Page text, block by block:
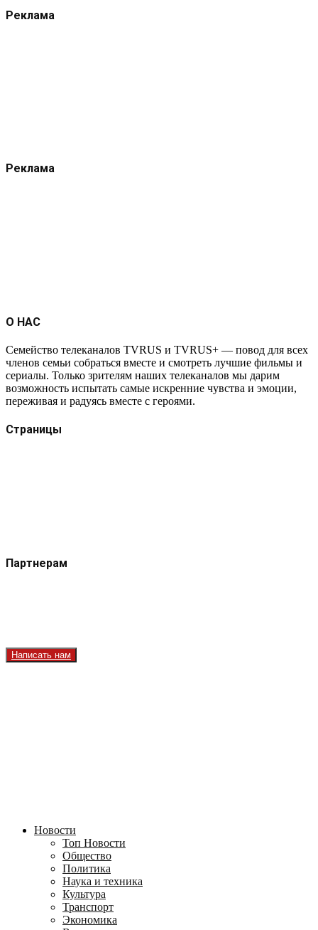
Реклама
Реклама
О НАС
Семейство телеканалов TVRUS и TVRUS+ — повод для всех
членов семьи собраться вместе и смотреть лучшие фильмы и
сериалы. Только зрителям наших телеканалов мы дарим
возможность испытать самые искренние чувства и эмоции,
переживая и радуясь вместе с героями.
Страницы
Партнерам
Написать нам
Новости
Топ Новости
Общество
Политика
Наука и техника
Культура
Транспорт
Экономика